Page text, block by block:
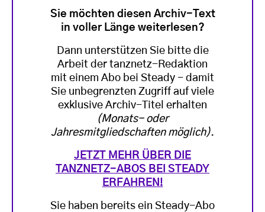
Sie möchten diesen Archiv-Text
in voller Länge weiterlesen?
Dann unterstützen Sie bitte die
Arbeit der tanznetz-Redaktion
mit einem Abo bei Steady - damit
Sie unbegrenzten Zugriff auf viele
exklusive Archiv-Titel erhalten
(Monats- oder
Jahresmitgliedschaften möglich).
JETZT MEHR ÜBER DIE
TANZNETZ-ABOS BEI STEADY
ERFAHREN!
Sie haben bereits ein Steady-Abo